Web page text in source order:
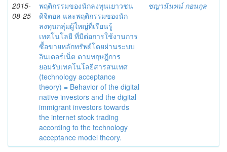
2015-
08-25
พฤติกรรมของนักลงทุนเยาวชน
ดิจิตอล และพฤติกรรมของนัก
ลงทุนกลุ่มผู้ใหญ่ที่เรียนรู้
เทคโนโลยี ที่มีต่อการใช้งานการ
ซื้อขายหลักทรัพย์โดยผ่านระบบ
อินเตอร์เน็ต ตามทฤษฎีการ
ยอมรับเทคโนโลยีสารสนเทศ
(technology acceptance
theory) = Behavior of the digital
native investors and the digital
immigrant investors towards
the internet stock trading
according to the technology
acceptance model theory.
ชญานันทน์ กอนกุล